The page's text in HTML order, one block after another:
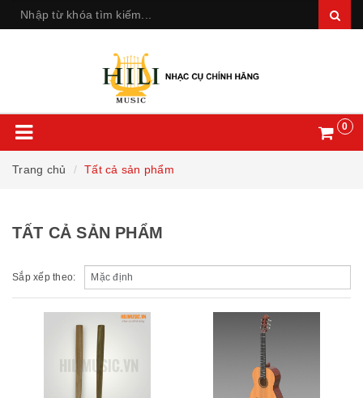
0
Trang chủ Tất cả sản phẩm
TẤT CẢ SẢN PHẨM
Sắp xếp theo: